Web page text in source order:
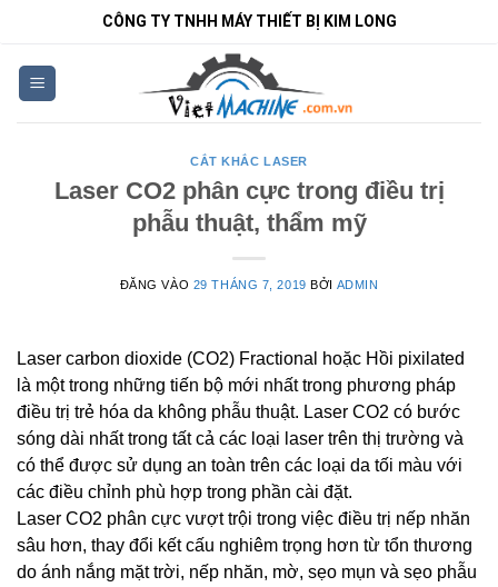
nội
dung
CÔNG TY TNHH MÁY THIẾT BỊ KIM LONG
CẮT KHẮC LASER
Laser CO2 phân cực trong điều trị
phẫu thuật, thẩm mỹ
ĐĂNG VÀO 29 THÁNG 7, 2019 BỞI ADMIN
Laser carbon dioxide (CO2) Fractional hoặc Hồi pixilated
là một trong những tiến bộ mới nhất trong phương pháp
điều trị trẻ hóa da không phẫu thuật. Laser CO2 có bước
sóng dài nhất trong tất cả các loại laser trên thị trường và
có thể được sử dụng an toàn trên các loại da tối màu với
các điều chỉnh phù hợp trong phần cài đặt.
Laser CO2 phân cực vượt trội trong việc điều trị nếp nhăn
sâu hơn, thay đổi kết cấu nghiêm trọng hơn từ tổn thương
do ánh nắng mặt trời, nếp nhăn, mờ, sẹo mụn và sẹo phẫu